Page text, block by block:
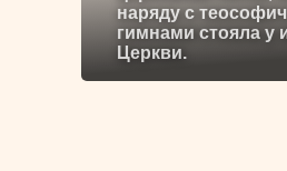
наряду с
гимнами стояла у
Церкви.